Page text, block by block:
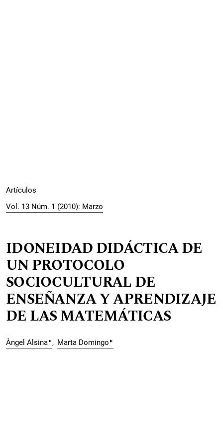
Artículos
Vol. 13 Núm. 1 (2010): Marzo
IDONEIDAD DIDÁCTICA DE
UN PROTOCOLO
SOCIOCULTURAL DE
ENSEÑANZA Y APRENDIZAJE
DE LAS MATEMÁTICAS
Àngel Alsina▸ Marta Domingo ▸